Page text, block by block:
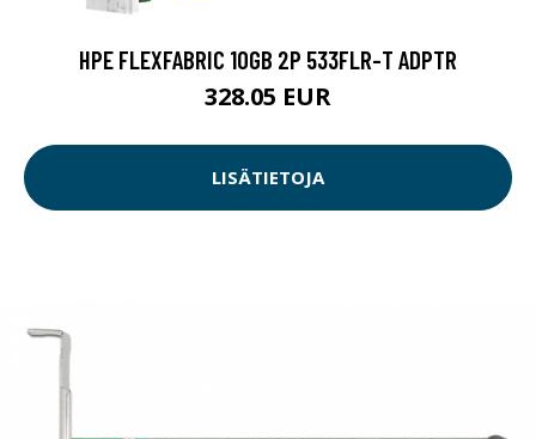
HPE FLEXFABRIC 10GB 2P 533FLR-T ADPTR
328.05 EUR
LISÄTIETOJA